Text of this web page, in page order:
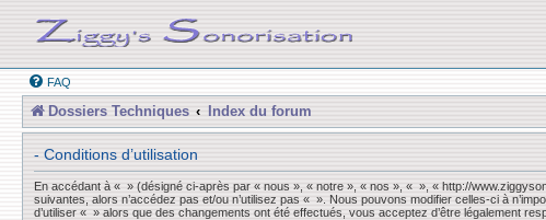
FAQ
Dossiers Techniques Index du forum
- Conditions d’utilisation
En accédant à « » (désigné ci-après par « nous », « notre », « nos », « », « http://
suivantes, alors n’accédez pas et/ou n’utilisez pas « ». Nous pouvons modifier celles-ci à
d’utiliser « » alors que des changements ont été effectués, vous acceptez d’être légalement